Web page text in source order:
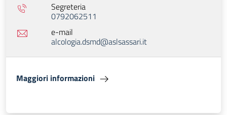
Segreteria
0792062511
e-mail
alcologia.dsmd@aslsassari.it
Maggiori informazioni